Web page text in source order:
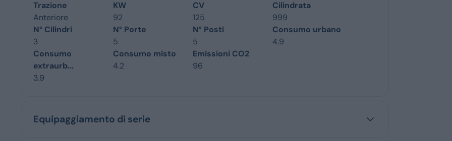
Trazione
Anteriore
KW
92
CV
125
Cilindrata
999
N° Cilindri
3
N° Porte
5
N° Posti
5
Consumo urbano
4.9
Consumo
extraurb...
3.9
Consumo misto
4.2
Emissioni CO2
96
Equipaggiamento di serie